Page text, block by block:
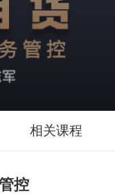
相关课程
控